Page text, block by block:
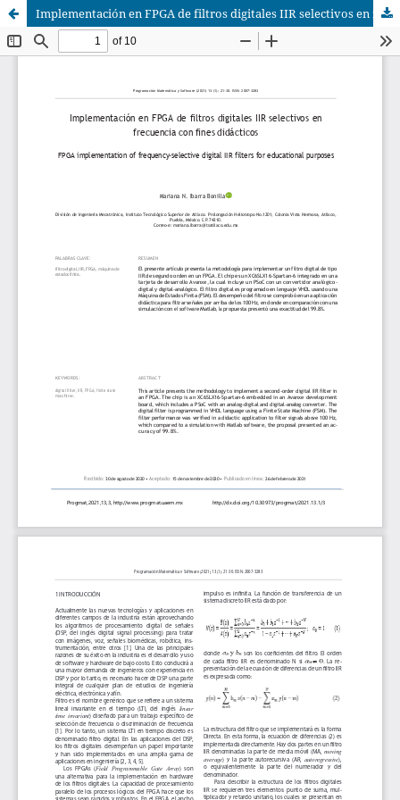
Implementación en FPGA de filtros digitales IIR selectivos en frecuencia con fines didácticos